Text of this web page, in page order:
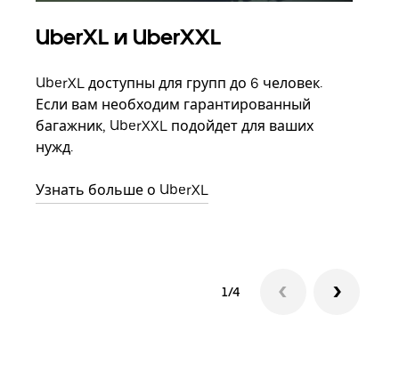
UberXL и UberXXL
UberXL доступны для групп до 6 человек.
Если вам необходим гарантированный
багажник, UberXXL подойдет для ваших
нужд.
Узнать больше о UberXL
1/4